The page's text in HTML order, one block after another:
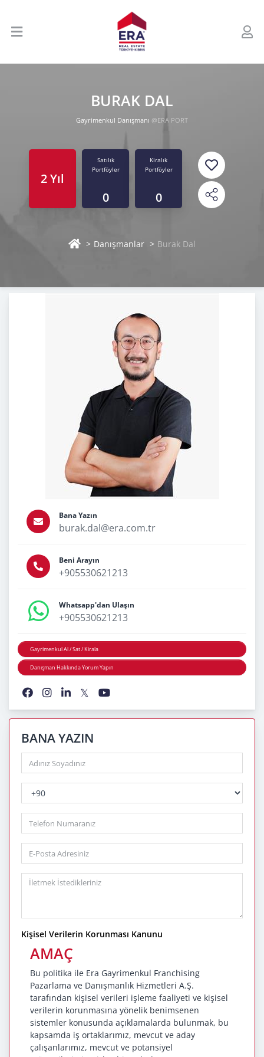
BURAK DAL
Gayrimenkul Danışmanı @ERA PORT
2 Yıl
Satılık
Portföyler
0
Kiralık
Portföyler
0
Danışmanlar Burak Dal
Bana Yazın
burak.dal@era.com.tr
Beni Arayın
+905530621213
Whatsapp'dan Ulaşın
+905530621213
Gayrimenkul Al / Sat / Kirala
Danışman Hakkında Yorum Yapın
BANA YAZIN
PhoneNumberCountryPhoneCode
PhoneNumber
Kişisel Verilerin Korunması Kanunu
AMAÇ
Bu politika ile Era Gayrimenkul Franchising
Pazarlama ve Danışmanlık Hizmetleri A.Ş.
tarafından kişisel verileri işleme faaliyeti ve kişisel
verilerin korunmasına yönelik benimsenen
sistemler konusunda açıklamalarda bulunmak, bu
kapsamda iş ortaklarımız, mevcut ve aday
çalışanlarımız, mevcut ve potansiyel